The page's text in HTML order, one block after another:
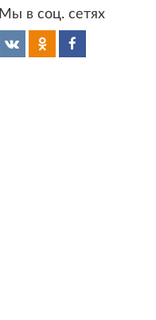
Мы в соц. сетях